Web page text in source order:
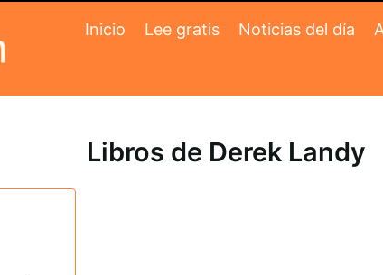
Inicio Lee gratis Noticias del día
Libros de Derek Landy